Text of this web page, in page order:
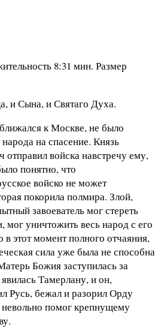
8:31 мин. Размер
и Сына, и Святаго Духа.
к Москве, не было
на спасение. Князь
войска навстречу ему,
понятно, что
войско не может
покорила полмира. Злой,
завоеватель мог стереть
мог уничтожить весь народ с его
этот момент полного отчаяния,
сила уже была не способна
Божия заступилась за
Тамерлану, и он,
Русь, бежал и разорил Орду
помог крепнущему